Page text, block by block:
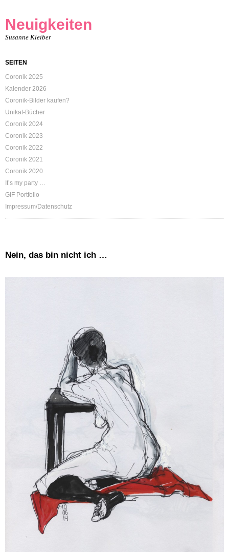
Neuigkeiten
Susanne Kleiber
SEITEN
Coronik 2025
Kalender 2026
Coronik-Bilder kaufen?
Unikat-Bücher
Coronik 2024
Coronik 2023
Coronik 2022
Coronik 2021
Coronik 2020
It’s my party …
GIF Portfolio
Impressum/Datenschutz
Nein, das bin nicht ich …